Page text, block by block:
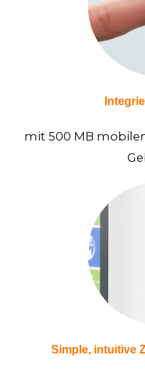
mit 500 MB
Simple, intuitive